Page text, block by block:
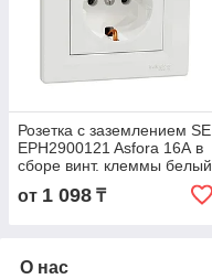
Розетка с заземлением SE
EPH2900121 Asfora 16А в
сборе винт. клеммы белый
от 1 098 ₸
О нас